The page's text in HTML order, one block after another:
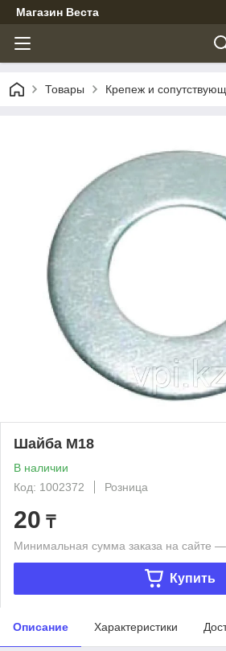
Магазин Веста
Товары Крепеж и
Шайба М18
В наличии
Код: 1002372
Розница
20 ₸
Минимальная сумма заказа на сайте
Купить
Описание Характеристики